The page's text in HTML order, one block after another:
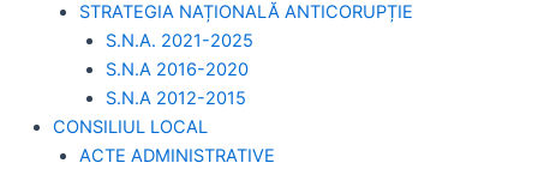
STRATEGIA NAȚIONALĂ ANTICORUPȚIE
S.N.A. 2021-2025
S.N.A 2016-2020
S.N.A 2012-2015
CONSILIUL LOCAL
ACTE ADMINISTRATIVE